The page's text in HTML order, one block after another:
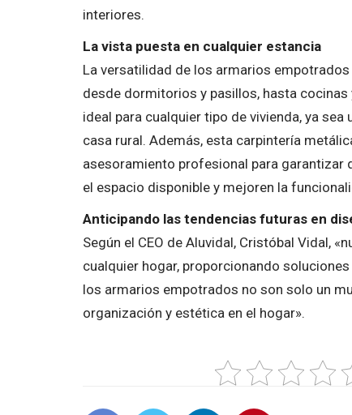
interiores.
La vista puesta en cualquier estancia
La versatilidad de los armarios
desde dormitorios y pasillos, hasta
ideal para cualquier tipo de vivienda, ya
casa rural. Además, esta carpintería
asesoramiento profesional para garantizar
el espacio disponible y mejoren la
Anticipando las tendencias futuras en
Según el CEO de Aluvidal, Cristóbal Vidal,
cualquier hogar, proporcionando
los armarios empotrados no son solo un
organización y estética en el hogar».